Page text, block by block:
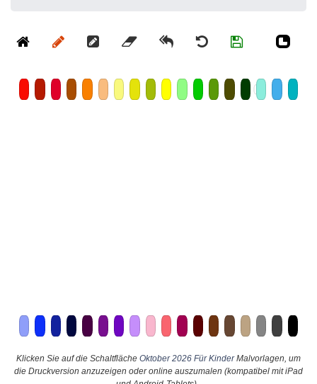
Klicken Sie auf die Schaltfläche Oktober 2026 Für KinderMalvorlagen, um
die Druckversion anzuzeigen oder online auszumalen (kompatibel mit iPad